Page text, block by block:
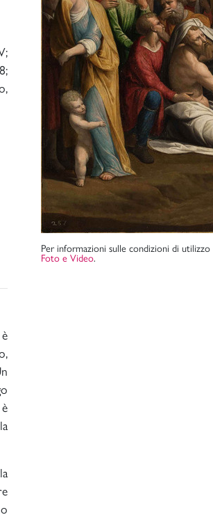
Per informazioni sulle condizioni di
Foto e Video.